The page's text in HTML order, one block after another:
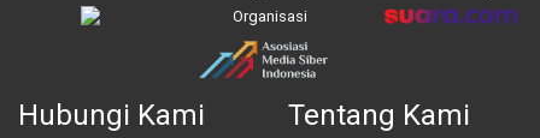
Organisasi
Hubungi Kami Tentang Kami